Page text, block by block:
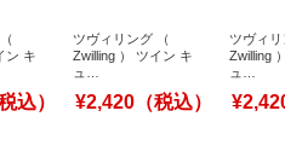
ン キ
込）
ツヴィリング （
Zwilling ） ツイン キ
ュ…
¥2,420（税込）
ツヴィ
Zwilling
ュ…